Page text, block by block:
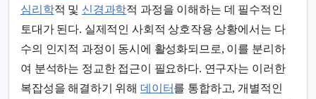
심리학적 및 신경과학적 과정을 이해하는 데 필수적인
토대가 된다. 실제적인 사회적 상호작용 상황에서는 다
수의 인지적 과정이 동시에 활성화되므로, 이를 분리하
여 분석하는 정교한 접근이 필요하다. 연구자는 이러한
복잡성을 해결하기 위해 데이터를 통합하고, 개별적인